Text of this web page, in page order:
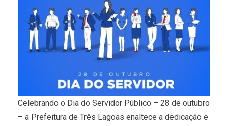
Celebrando o Dia do Servidor Público – 28 de outubro
– a Prefeitura de Três Lagoas enaltece a dedicação e